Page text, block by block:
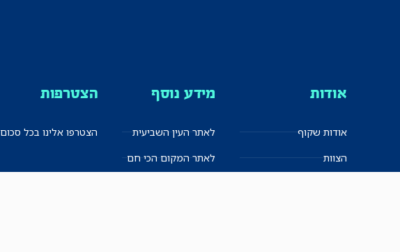
אודות
אודות שקוף
הצוות
מידע נוסף
לאתר העין השביעית
לאתר המקום הכי חם
הצטרפות
הצטרפו אלינו בכל סכום